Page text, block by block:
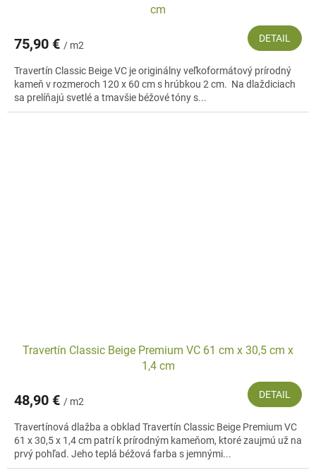
cm
75,90 € / m2
DETAIL
Travertín Classic Beige VC je originálny veľkoformátový prírodný
kameň v rozmeroch 120 x 60 cm s hrúbkou 2 cm. Na dlaždiciach
sa prelíňajú svetlé a tmavšie béžové tóny s...
Travertín Classic Beige Premium VC 61 cm x 30,5 cm x
1,4 cm
48,90 € / m2
DETAIL
Travertínová dlažba a obklad Travertín Classic Beige Premium VC
61 x 30,5 x 1,4 cm patrí k prírodným kameňom, ktoré zaujmú už na
prvý pohľad. Jeho teplá béžová farba s jemnými...